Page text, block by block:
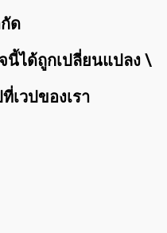
ด
นี้ได้ถูกเปลี่ยนแปลง \
เวปของเรา